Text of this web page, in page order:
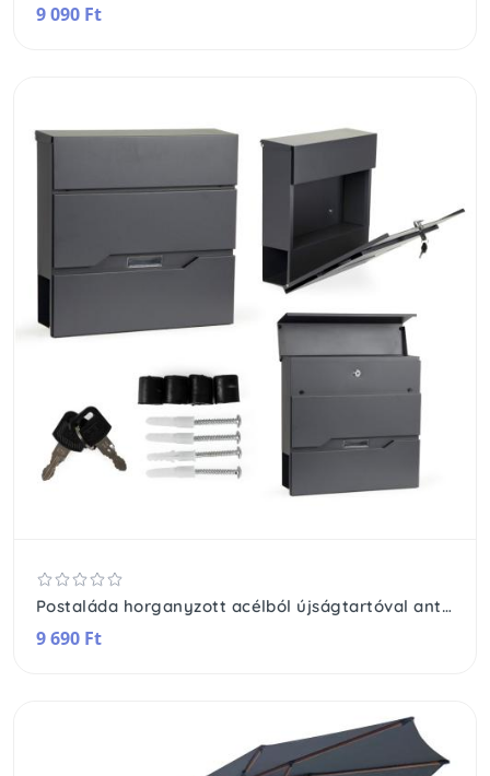
9 090 Ft
Postaláda horganyzott acélból újságtartóval antracit
9 690 Ft